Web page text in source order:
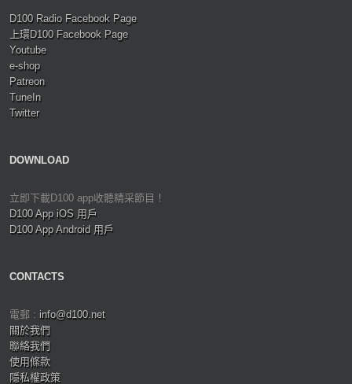
D100 Radio Facebook Page
上環D100 Facebook Page
Youtube
e-shop
Patreon
TuneIn
Twitter
DOWNLOAD
立即下載D100 app收聽精采節目！
D100 App iOS 用戶
D100 App Android 用戶
CONTACTS
電郵 : info@d100.net
關於我們
聯絡我們
使用條款
隱私權政策